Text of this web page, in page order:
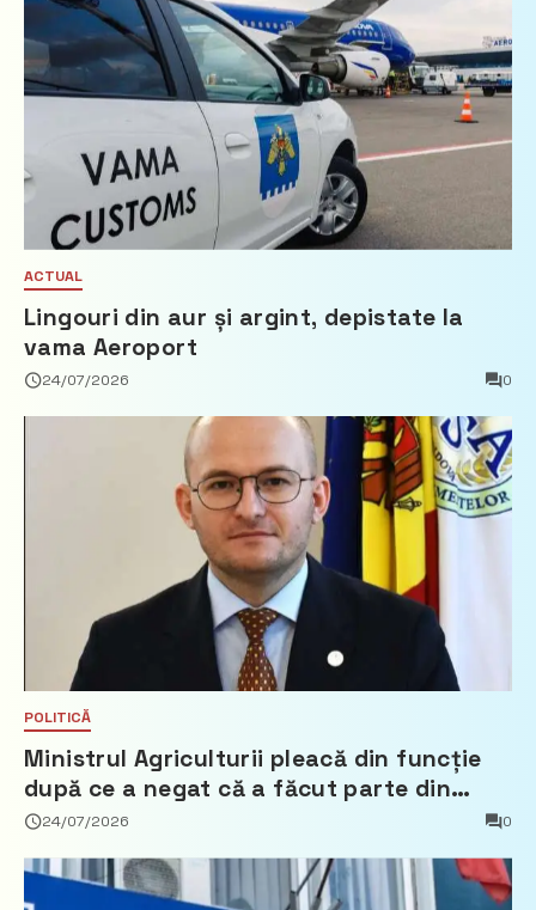
ACTUAL
Lingouri din aur și argint, depistate la
vama Aeroport
24/07/2026 0
POLITICĂ
Ministrul Agriculturii pleacă din funcție
după ce a negat că a făcut parte din
Partidul Democrat
24/07/2026 0